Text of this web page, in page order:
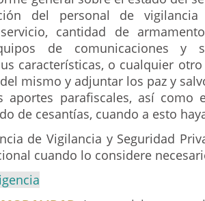
del personal de vigilancia
cantidad de
de comunicaciones y
características, o cualquier
mismo y adjuntar los paz y
aportes parafiscales, así como
de cesantías, cuando a esto
de Vigilancia y Seguridad
cuando lo considere